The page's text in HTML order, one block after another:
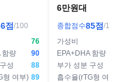
점 /100
76
함량
90
성
88
형 여부) 89
오메가3 장용성,
6만원대
종합점수85점 /100
가성비
EPA+DHA 함량
부가 성분 구성
흡수율(rTG형 여부)